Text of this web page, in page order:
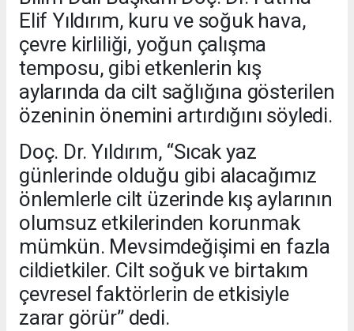
Elif Yıldırım, kuru ve soğuk hava,
çevre kirliliği, yoğun çalışma
temposu, gibi etkenlerin kış
aylarında da cilt sağlığına gösterilen
özeninin önemini artırdığını söyledi.
Doç. Dr. Yıldırım, “Sıcak yaz
günlerinde olduğu gibi alacağımız
önlemlerle cilt üzerinde kış aylarının
olumsuz etkilerinden korunmak
mümkün. Mevsimdeğişimi en fazla
cildietkiler. Cilt soğuk ve birtakım
çevresel faktörlerin de etkisiyle
zarar görür” dedi.